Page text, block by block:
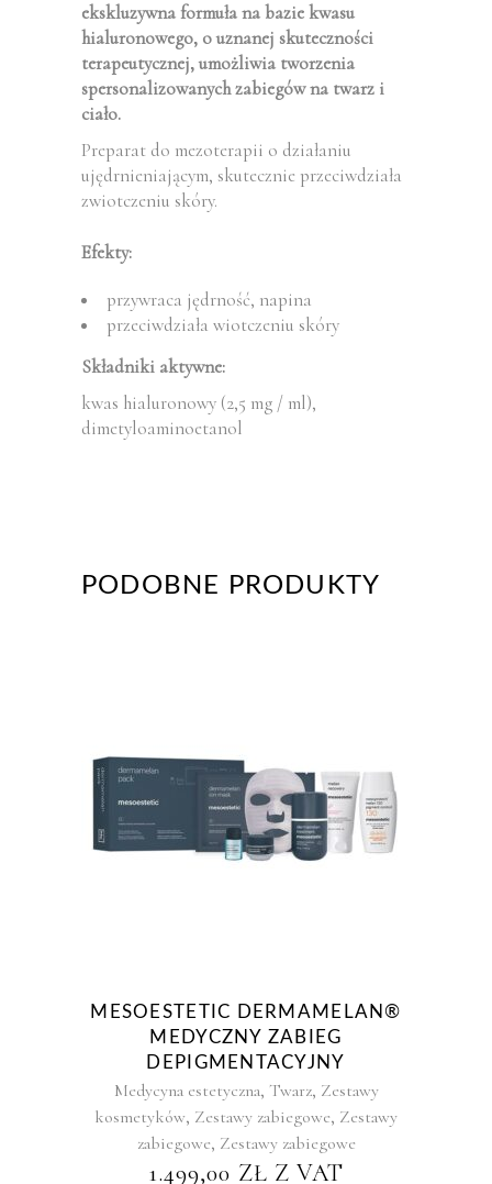
ekskluzywna formuła na bazie kwasu
hialuronowego, o uznanej skuteczności
terapeutycznej, umożliwia tworzenia
spersonalizowanych zabiegów na twarz i
ciało.
Preparat do mezoterapii o działaniu
ujędrnieniającym, skutecznie przeciwdziała
zwiotczeniu skóry.
Efekty:
przywraca jędrność, napina
przeciwdziała wiotczeniu skóry
Składniki aktywne:
kwas hialuronowy (2,5 mg / ml),
dimetyloaminoetanol
PODOBNE PRODUKTY
MESOESTETIC DERMAMELAN®
MEDYCZNY ZABIEG
DEPIGMENTACYJNY
Medycyna estetyczna, Twarz, Zestawy
kosmetyków, Zestawy zabiegowe, Zestawy
zabiegowe, Zestawy zabiegowe
1.499,00 ZŁ Z VAT